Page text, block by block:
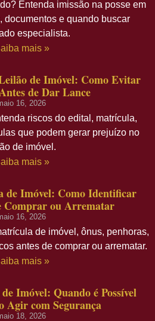
Entenda imissão na posse em
documentos e quando buscar
especialista.
mais »
de Imóvel: Como Evitar
de Dar Lance
16, 2026
riscos do edital, matrícula,
que podem gerar prejuízo no
de imóvel.
mais »
de Imóvel: Como Identificar
Comprar ou Arrematar
16, 2026
de imóvel, ônus, penhoras,
antes de comprar ou arrematar.
mais »
Imóvel: Quando é Possível
Agir com Segurança
18, 2026